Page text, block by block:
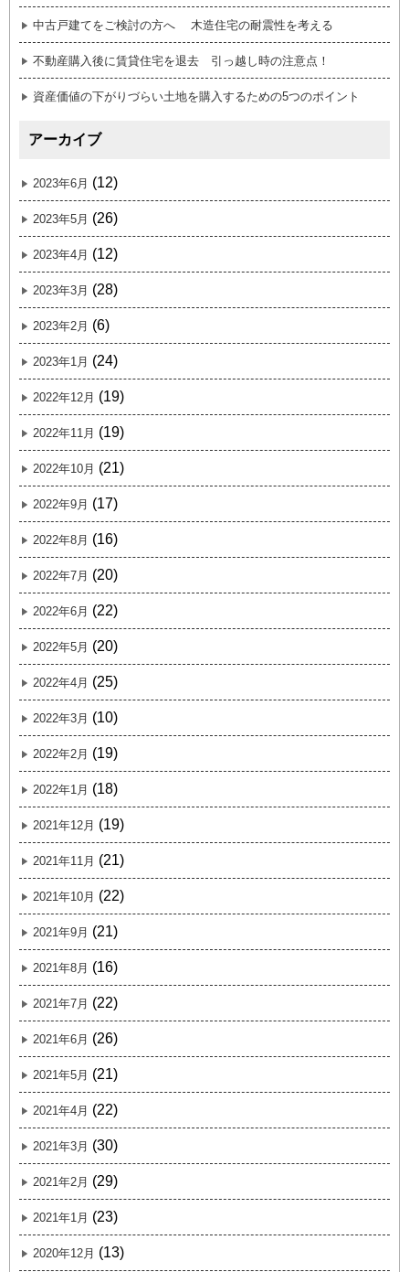
中古戸建てをご検討の方へ 木造住宅の耐震性を考える
不動産購入後に賃貸住宅を退去 引っ越し時の注意点！
資産価値の下がりづらい土地を購入するための5つのポイント
アーカイブ
2023年6月 (12)
2023年5月 (26)
2023年4月 (12)
2023年3月 (28)
2023年2月 (6)
2023年1月 (24)
2022年12月 (19)
2022年11月 (19)
2022年10月 (21)
2022年9月 (17)
2022年8月 (16)
2022年7月 (20)
2022年6月 (22)
2022年5月 (20)
2022年4月 (25)
2022年3月 (10)
2022年2月 (19)
2022年1月 (18)
2021年12月 (19)
2021年11月 (21)
2021年10月 (22)
2021年9月 (21)
2021年8月 (16)
2021年7月 (22)
2021年6月 (26)
2021年5月 (21)
2021年4月 (22)
2021年3月 (30)
2021年2月 (29)
2021年1月 (23)
2020年12月 (13)